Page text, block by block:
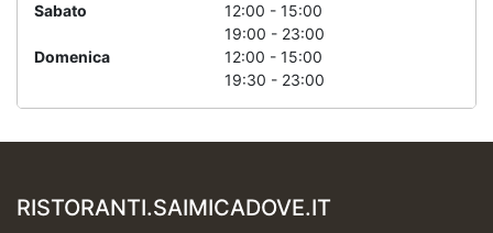
Sabato
12:00 - 15:00
19:00 - 23:00
Domenica
12:00 - 15:00
19:30 - 23:00
RISTORANTI.SAIMICADOVE.IT